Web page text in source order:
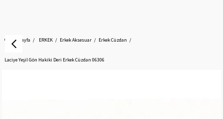
Anasayfa ERKEK Erkek Aksesuar Erkek Cüzdan
Laciye Yeşil Gön Hakiki Deri Erkek Cüzdan 06306